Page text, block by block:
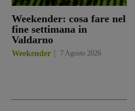
Weekender: cosa fare nel
fine settimana in
Valdarno
Weekender 7 Agosto 2026